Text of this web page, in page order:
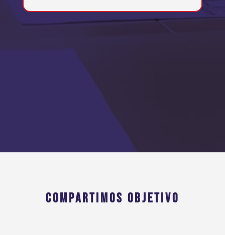
COMPARTIMOS OBJETIVO